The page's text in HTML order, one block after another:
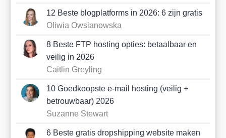
12 Beste blogplatforms in 2026: 6 zijn gratis
Oliwia Owsianowska
8 Beste FTP hosting opties: betaalbaar en
veilig in 2026
Caitlin Greyling
10 Goedkoopste e-mail hosting (veilig +
betrouwbaar) 2026
Suzanne Stewart
6 Beste gratis dropshipping website maken